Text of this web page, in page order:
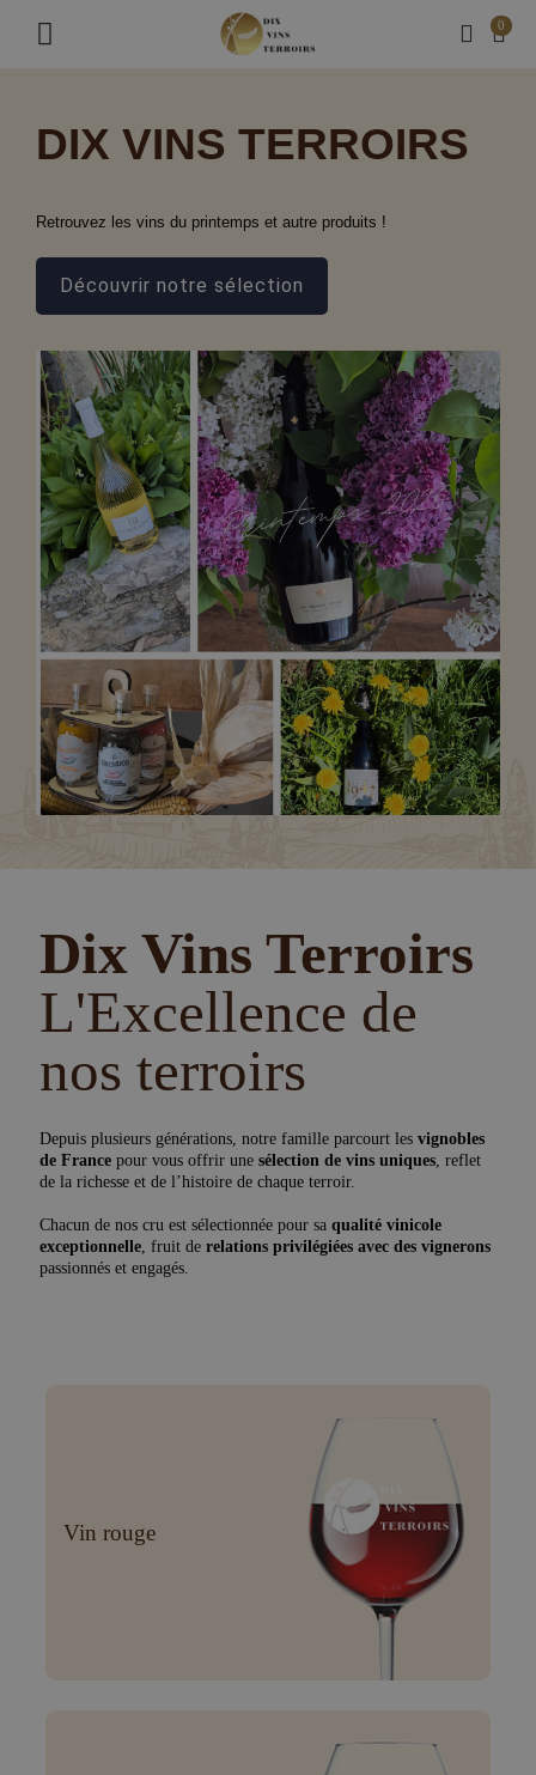
0
DIX VINS TERROIRS
Retrouvez les vins du printemps et autre produits !
Découvrir notre sélection
Dix Vins Terroirs
L'Excellence de
nos terroirs
Depuis plusieurs générations, notre famille parcourt les vignobles
de France pour vous offrir une sélection de vins uniques , reflet
de la richesse et de l’histoire de chaque terroir.
Chacun de nos cru est sélectionnée pour sa qualité vinicole
exceptionnelle , fruit de relations privilégiées avec des vignerons
passionnés et engagés.
Vin rouge